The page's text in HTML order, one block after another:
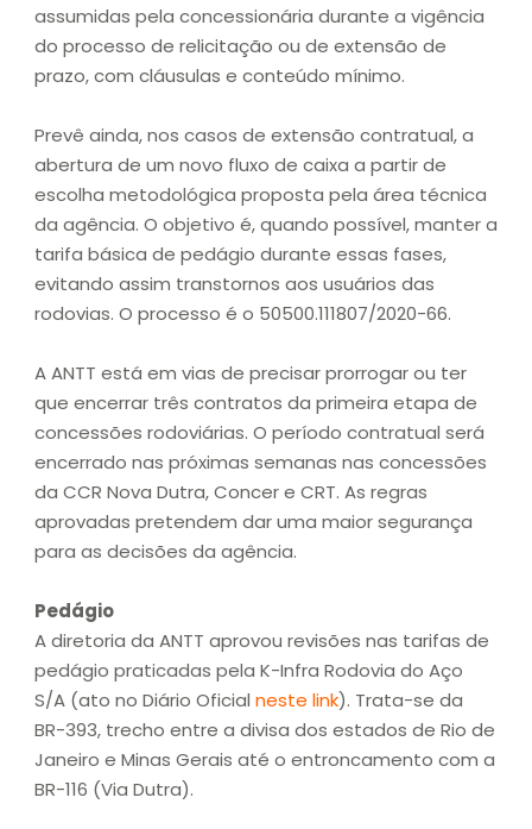
assumidas pela concessionária durante a vigência
do processo de relicitação ou de extensão de
prazo, com cláusulas e conteúdo mínimo.
Prevê ainda, nos casos de extensão contratual, a
abertura de um novo fluxo de caixa a partir de
escolha metodológica proposta pela área técnica
da agência. O objetivo é, quando possível, manter a
tarifa básica de pedágio durante essas fases,
evitando assim transtornos aos usuários das
rodovias. O processo é o 50500.111807/2020-66.
A ANTT está em vias de precisar prorrogar ou ter
que encerrar três contratos da primeira etapa de
concessões rodoviárias. O período contratual será
encerrado nas próximas semanas nas concessões
da CCR Nova Dutra, Concer e CRT. As regras
aprovadas pretendem dar uma maior segurança
para as decisões da agência.
Pedágio
A diretoria da ANTT aprovou revisões nas tarifas de
pedágio praticadas pela K-Infra Rodovia do Aço
S/A (ato no Diário Oficial neste link). Trata-se da
BR-393, trecho entre a divisa dos estados de Rio de
Janeiro e Minas Gerais até o entroncamento com a
BR-116 (Via Dutra).